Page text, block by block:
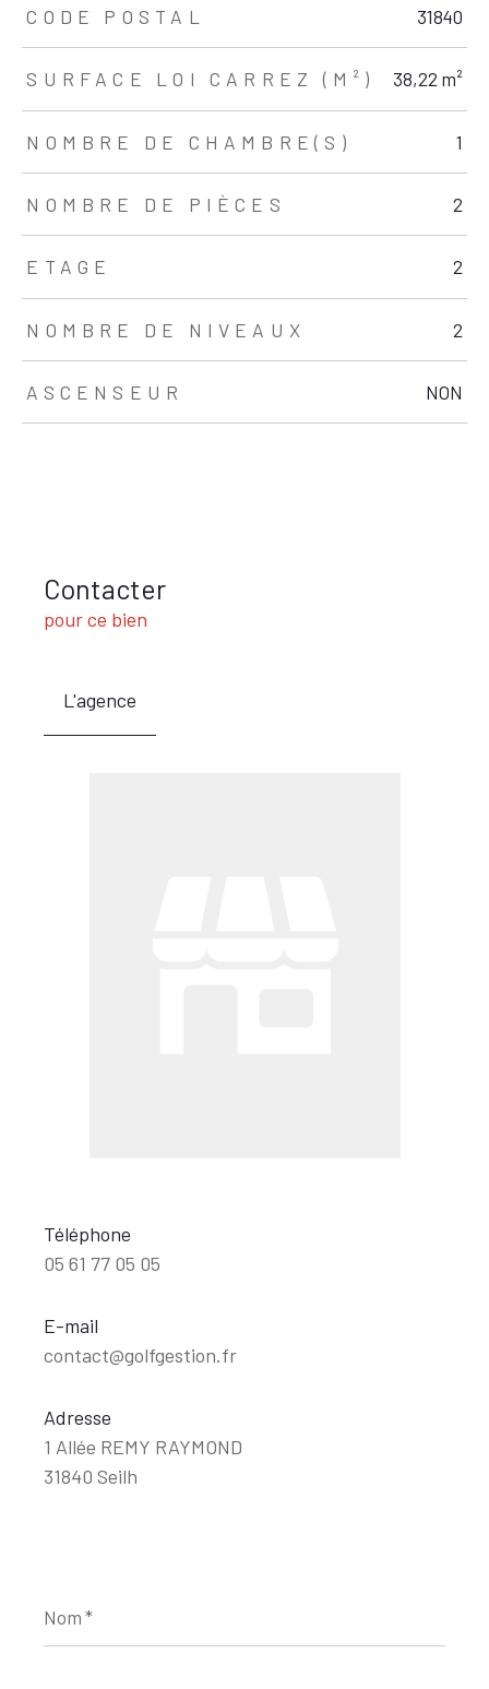
TRAD_ZEPHYR_Caracteristique TRAD_ZEPHYR_Valeurs
CODE POSTAL 31840
SURFACE LOI CARREZ (M²) 38,22 m²
NOMBRE DE CHAMBRE(S) 1
NOMBRE DE PIÈCES 2
ETAGE 2
NOMBRE DE NIVEAUX 2
ASCENSEUR NON
Contacter
pour ce bien
L'agence
Téléphone
05 61 77 05 05
E-mail
contact@golfgestion.fr
Adresse
1 Allée REMY RAYMOND
31840 Seilh
*